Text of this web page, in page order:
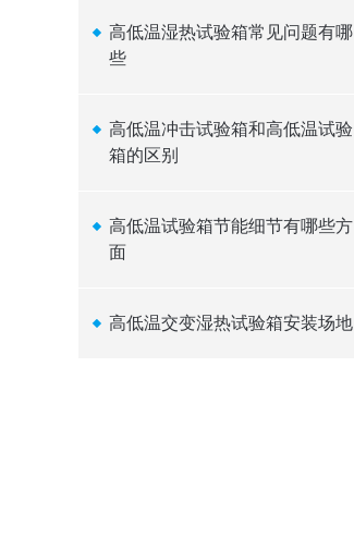
高低温湿热试验箱常见问题有哪
些
高低温冲击试验箱和高低温试验
箱的区别
高低温试验箱节能细节有哪些方
面
高低温交变湿热试验箱安装场地